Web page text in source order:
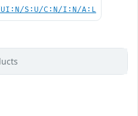
UI:N/S:U/C:N/I:N/A:L